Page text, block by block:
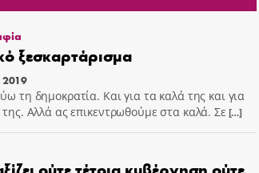
ξεσκαρτάρισμα
2019
τη δημοκρατία. Και για τα καλά της και για
Αλλά ας επικεντρωθούμε στα καλά. Σε […]
ούτε τέτοια κυβέρνηση ούτε